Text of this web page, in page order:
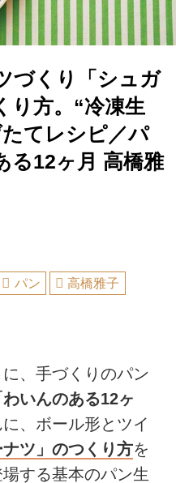
づくり「シュガ
り方。“冷凍生
てレシピ／パ
る12ヶ月 高橋雅
パン
高橋雅子
、手づくりのパン
わいんのある12ヶ
に、ボール形とツイ
ナツ」のつくり方を
する基本のパン生